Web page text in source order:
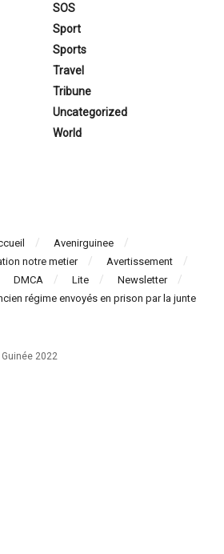
SOS
Sport
Sports
Travel
Tribune
Uncategorized
World
Avenirguinee
notre metier
Avertissement
DMCA Lite
Newsletter
régime envoyés en prison par la junte
2022